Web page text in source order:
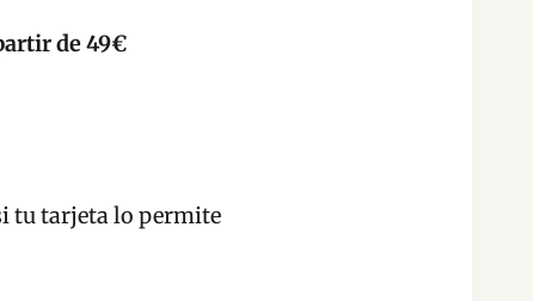
de 49€
tu tarjeta lo permite